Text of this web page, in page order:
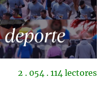
2 . 054 . 114 lectores